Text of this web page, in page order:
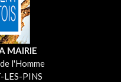
MAIRIE
l'Homme
LES-PINS